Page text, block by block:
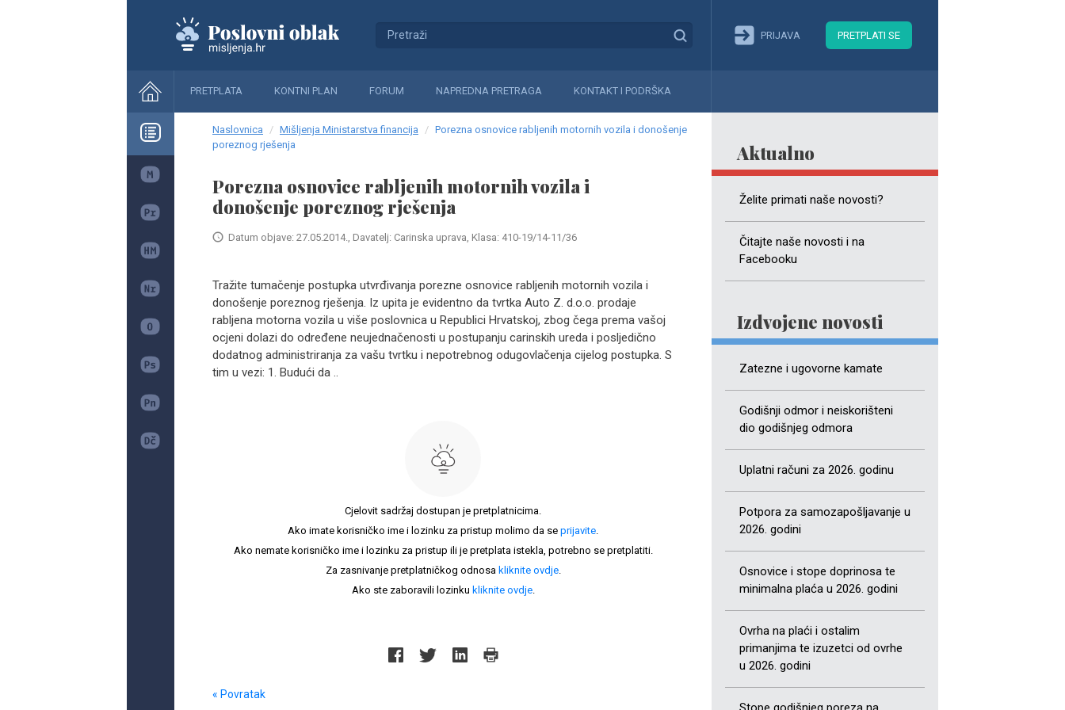
PRIJAVA PRETPLATI SE
PRETPLATA KONTNI PLAN FORUM NAPREDNA PRETRAGA KONTAKT I PODRŠKA
Aktualno
Želite primati naše novosti?
Čitajte naše novosti i na
Facebooku
Izdvojene novosti
Zatezne i ugovorne kamate
Godišnji odmor i neiskorišteni
dio godišnjeg odmora
Uplatni računi za 2026. godinu
Potpora za samozapošljavanje u
2026. godini
Osnovice i stope doprinosa te
minimalna plaća u 2026. godini
Ovrha na plaći i ostalim
primanjima te izuzetci od ovrhe
u 2026. godini
Naslovnica Mišljenja Ministarstva financija
Porezna osnovice rabljenih motornih vozila i donošenje
poreznog rješenja
Porezna osnovice rabljenih motornih vozila i
donošenje poreznog rješenja
Datum objave: 27.05.2014., Davatelj: Carinska uprava, Klasa: 410-19/14-11/36
Tražite tumačenje postupka utvrđivanja porezne osnovice rabljenih motornih vozila i
donošenje poreznog rješenja. Iz upita je evidentno da tvrtka Auto Z. d.o.o. prodaje
rabljena motorna vozila u više poslovnica u Republici Hrvatskoj, zbog čega prema vašoj
ocjeni dolazi do određene neujednačenosti u postupanju carinskih ureda i posljedično
dodatnog administriranja za vašu tvrtku i nepotrebnog odugovlačenja cijelog postupka. S
tim u vezi: 1. Budući da ..
Cjelovit sadržaj dostupan je pretplatnicima.
Ako imate korisničko ime i lozinku za pristup molimo da se prijavite.
Ako nemate korisničko ime i lozinku za pristup ili je pretplata istekla, potrebno se pretplatiti.
Za zasnivanje pretplatničkog odnosa kliknite ovdje.
Ako ste zaboravili lozinku kliknite ovdje.
« Povratak